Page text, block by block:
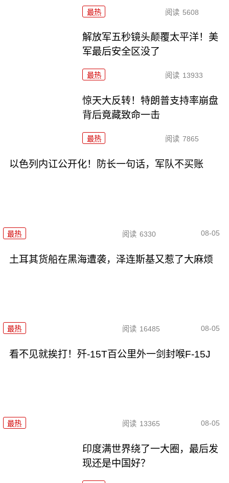
最热 阅读 5608
解放军五秒镜头颠覆太平洋！美
军最后安全区没了
最热 阅读 13933
惊天大反转！特朗普支持率崩盘
背后竟藏致命一击
最热 阅读 7865
以色列内讧公开化！防长一句话，军队不买账
最热 阅读 6330 08-05
土耳其货船在黑海遭袭，泽连斯基又惹了大麻烦
最热 阅读 16485 08-05
看不见就挨打！歼-15T百公里外一剑封喉F-15J
最热 阅读 13365 08-05
印度满世界绕了一大圈，最后发
现还是中国好？